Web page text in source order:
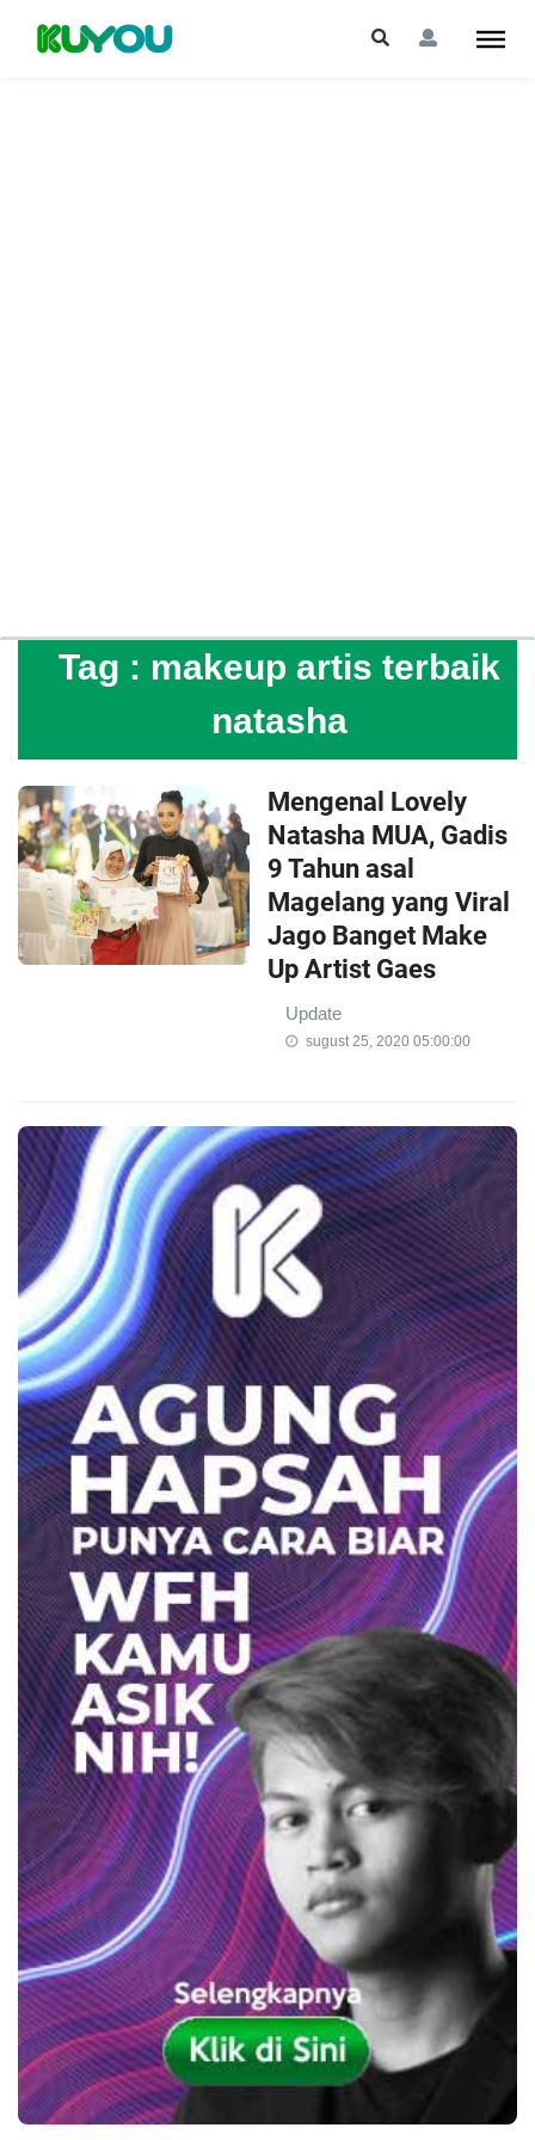
Tag : makeup artis terbaik
natasha
Mengenal Lovely
Natasha MUA, Gadis
9 Tahun asal
Magelang yang Viral
Jago Banget Make
Up Artist Gaes
Update
sugust 25, 2020 05:00:00